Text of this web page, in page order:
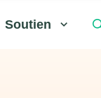
Soutien